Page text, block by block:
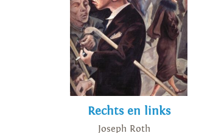
Rechts en links
Joseph Roth